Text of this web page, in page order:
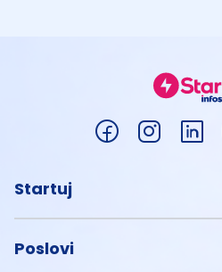
Startuj
Poslovi